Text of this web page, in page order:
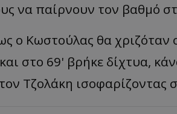
να παίρνουν τον βαθμό
ο Κωστούλας θα
στο 69' βρήκε δίχτυα,
Τζολάκη ισοφαρίζοντας